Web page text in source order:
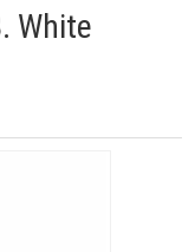
White